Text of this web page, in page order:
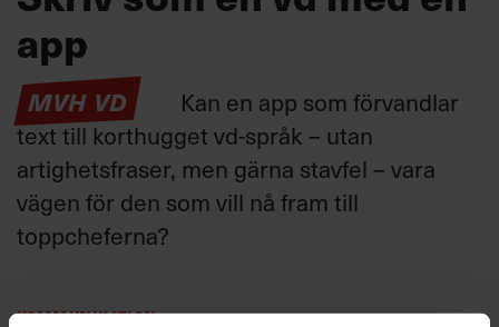
app
MVH VD
Kan en app som förvandlar
text till korthugget vd-språk – utan
artighetsfraser, men gärna stavfel – vara
vägen för den som vill nå fram till
toppcheferna?
Kommunikation